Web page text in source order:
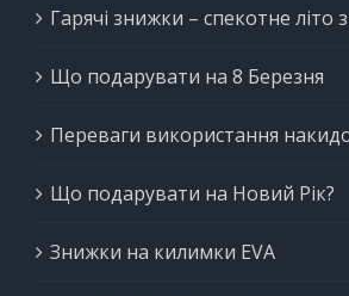
Гарячі знижки – спекотне літо з
Що подарувати на 8 Березня
Переваги використання
Що подарувати на Новий Рік?
Знижки на килимки EVA